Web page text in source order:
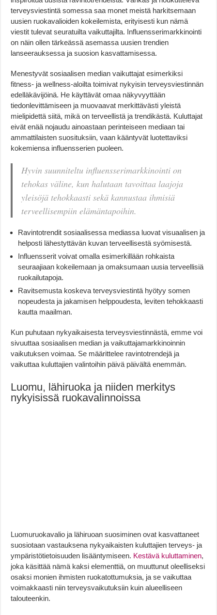
terveysviestintä somessa saa monet meistä harkitsemaan
uusien ruokavalioiden kokeilemista, erityisesti kun nämä
viestit tulevat seuratuilta vaikuttajilta. Influensserimarkkinointi
on näin ollen tärkeässä asemassa uusien trendien
lanseerauksessa ja suosion kasvattamisessa.
Menestyvät sosiaalisen median vaikuttajat esimerkiksi
fitness- ja wellness-aloilta toimivat nykyisin terveysviestinnän
edelläkävijöinä. He käyttävät omaa näkyvyyttään
tiedonlevittämiseen ja muovaavat merkittävästi yleistä
mielipidettä siitä, mikä on terveellistä ja trendikästä. Kuluttajat
eivät enää nojaudu ainoastaan perinteiseen mediaan tai
ammattilaisten suosituksiin, vaan kääntyvät luotettaviksi
kokemiensa influensserien puoleen.
Hyvin suunniteltu influensserimarkkinointi on
tehokas väline, kun halutaan tavoittaa laajoja
yleisöjä tehokkaasti sekä kannustaa ihmisiä
terveellisempiin elämäntapoihin.
Ravintotrendit sosiaalisessa mediassa luovat visuaalisen ja
helposti lähestyttävän kuvan terveellisestä syömisestä.
Influensserit voivat omalla esimerkillään rohkaista
seuraajiaan kokeilemaan ja omaksumaan uusia terveellisiä
ruokailutapoja.
Ravitsemusta koskeva terveysviestintä hyötyy somen
nopeudesta ja jakamisen helppoudesta, leviten tehokkaasti
kautta maailman.
Kun puhutaan nykyaikaisesta terveysviestinnästä, emme voi
sivuuttaa sosiaalisen median ja vaikuttajamarkkinoinnin
vaikutuksen voimaa. Se määrittelee ravintotrendejä ja
vaikuttaa kuluttajien valintoihin päivä päivältä enemmän.
Luomu, lähiruoka ja niiden merkitys
nykyisissä ruokavalinnoissa
Luomuruokavalio ja lähiruoan suosiminen ovat kasvattaneet
suosiotaan vastauksena nykyaikaisten kuluttajien terveys- ja
ympäristötietoisuuden lisääntymiseen. Kestävä kuluttaminen,
joka käsittää nämä kaksi elementtiä, on muuttunut oleelliseksi
osaksi monien ihmisten ruokatottumuksia, ja se vaikuttaa
voimakkaasti niin terveysvaikutuksiin kuin alueelliseen
talouteenkin.